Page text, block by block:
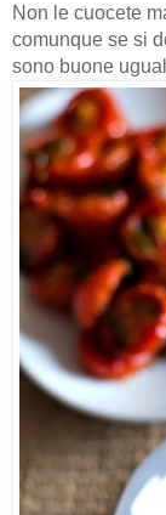
Non le cuocete
comunque se si
sono buone